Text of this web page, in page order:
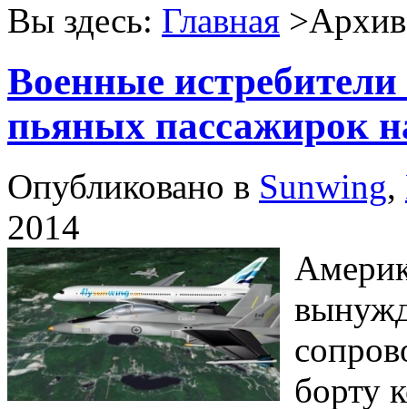
Вы здесь: Главная >Архив
Военные истребители
пьяных пассажирок
Опубликовано в Sunwing,
2014
борту